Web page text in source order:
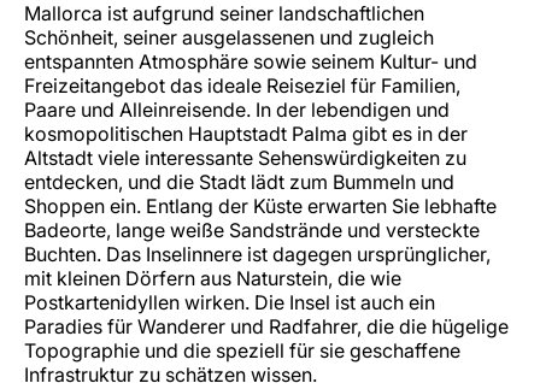
Mallorca ist aufgrund seiner landschaftlichen
Schönheit, seiner ausgelassenen und zugleich
entspannten Atmosphäre sowie seinem Kultur- und
Freizeitangebot das ideale Reiseziel für Familien,
Paare und Alleinreisende. In der lebendigen und
kosmopolitischen Hauptstadt Palma gibt es in der
Altstadt viele interessante Sehenswürdigkeiten zu
entdecken, und die Stadt lädt zum Bummeln und
Shoppen ein. Entlang der Küste erwarten Sie lebhafte
Badeorte, lange weiße Sandstrände und versteckte
Buchten. Das Inselinnere ist dagegen ursprünglicher,
mit kleinen Dörfern aus Naturstein, die wie
Postkartenidyllen wirken. Die Insel ist auch ein
Paradies für Wanderer und Radfahrer, die die hügelige
Topographie und die speziell für sie geschaffene
Infrastruktur zu schätzen wissen.